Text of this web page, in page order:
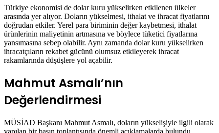
Türkiye ekonomisi de dolar kuru yükselirken etkilenen ülkeler
arasında yer alıyor. Doların yükselmesi, ithalat ve ihracat fiyatlarını
doğrudan etkiler. Yerel para biriminin değer kaybetmesi, ithalat
ürünlerinin maliyetinin artmasına ve böylece tüketici fiyatlarına
yansımasına sebep olabilir. Aynı zamanda dolar kuru yükselirken
ihracatçıların rekabet gücünü olumsuz etkileyerek ihracat
rakamlarında düşüşlere yol açabilir.
Mahmut Asmalı’nın
Değerlendirmesi
MÜSİAD Başkanı Mahmut Asmalı, doların yükselişiyle ilgili olarak